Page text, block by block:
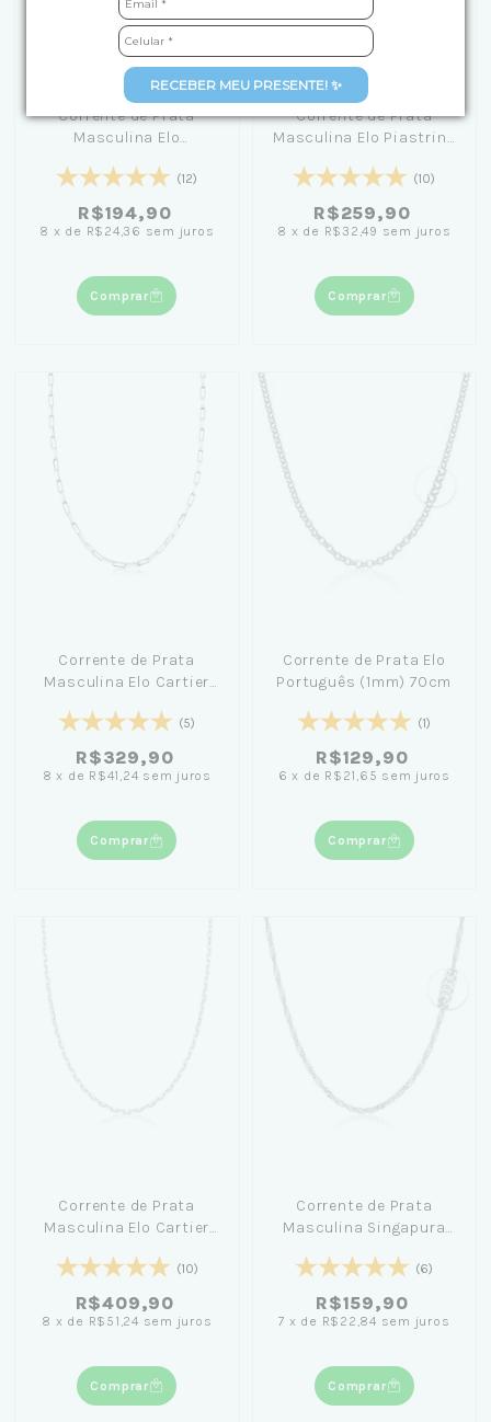
RECEBER MEU PRESENTE! ✨
Corrente de Prata
Masculina Elo
70cm
(12)
R$194,90
8 x de R$24,36 sem juros
Comprar
Corrente de Prata
Masculina Elo Piastrine
(10)
R$259,90
8 x de R$32,49 sem juros
Comprar
Corrente de Prata
Masculina Elo Cartier
(5)
R$329,90
8 x de R$41,24 sem juros
Comprar
Corrente de Prata Elo
Português (1mm) 70cm
(1)
R$129,90
6 x de R$21,65 sem juros
Comprar
Corrente de Prata
Masculina Elo Cartier
(10)
R$409,90
8 x de R$51,24 sem juros
Comprar
Corrente de Prata
Masculina Singapura
Men
(6)
R$159,90
7 x de R$22,84 sem juros
Comprar